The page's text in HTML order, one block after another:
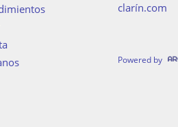
clarín.com
Powered by